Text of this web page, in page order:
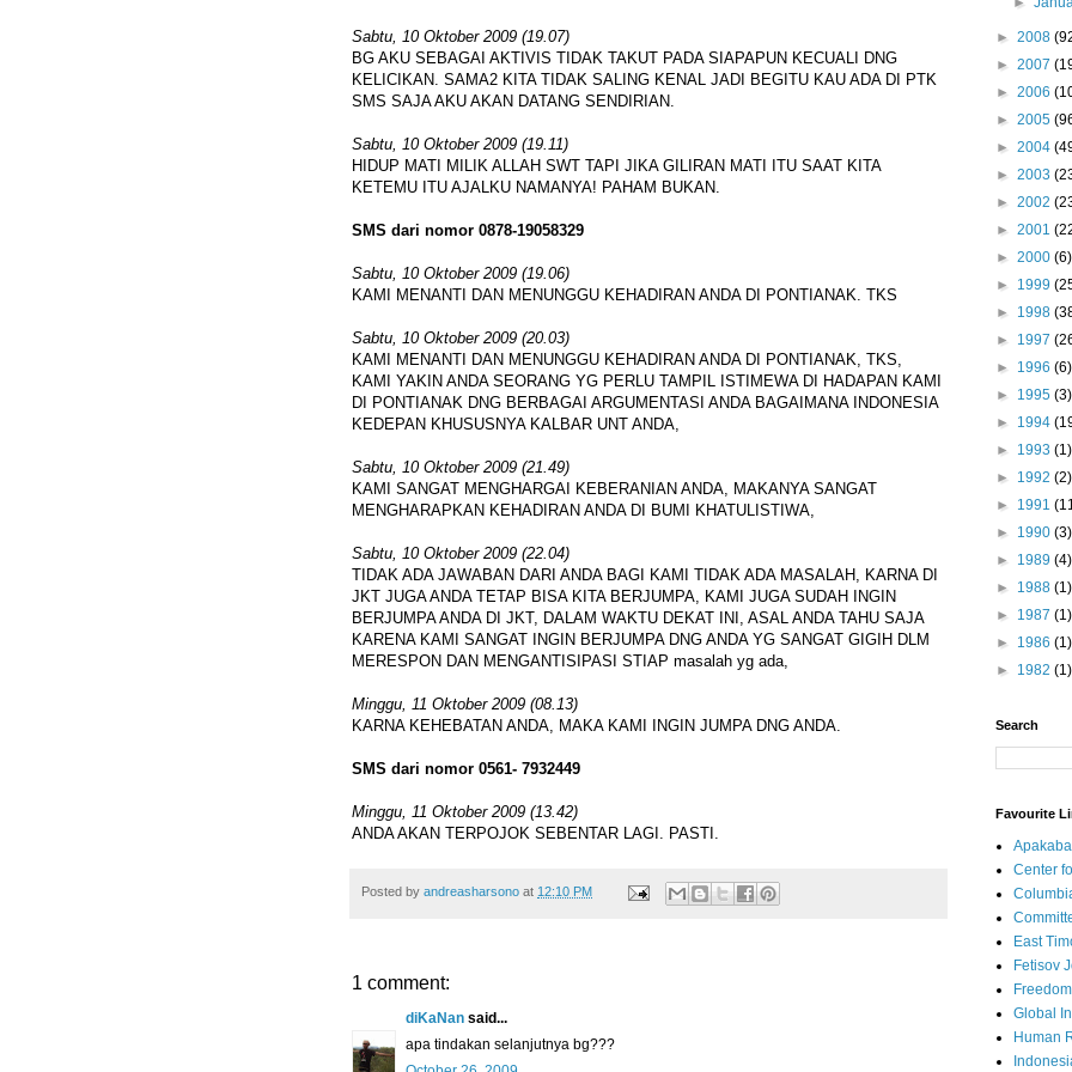
Sabtu, 10 Oktober 2009 (19.07)
BG AKU SEBAGAI AKTIVIS TIDAK TAKUT PADA SIAPAPUN KECUALI DNG
KELICIKAN. SAMA2 KITA TIDAK SALING KENAL JADI BEGITU KAU ADA DI PTK
SMS SAJA AKU AKAN DATANG SENDIRIAN.
Sabtu, 10 Oktober 2009 (19.11)
HIDUP MATI MILIK ALLAH SWT TAPI JIKA GILIRAN MATI ITU SAAT KITA
KETEMU ITU AJALKU NAMANYA! PAHAM BUKAN.
SMS dari nomor 0878-19058329
Sabtu, 10 Oktober 2009 (19.06)
KAMI MENANTI DAN MENUNGGU KEHADIRAN ANDA DI PONTIANAK. TKS
Sabtu, 10 Oktober 2009 (20.03)
KAMI MENANTI DAN MENUNGGU KEHADIRAN ANDA DI PONTIANAK, TKS,
KAMI YAKIN ANDA SEORANG YG PERLU TAMPIL ISTIMEWA DI HADAPAN KAMI
DI PONTIANAK DNG BERBAGAI ARGUMENTASI ANDA BAGAIMANA INDONESIA
KEDEPAN KHUSUSNYA KALBAR UNT ANDA,
Sabtu, 10 Oktober 2009 (21.49)
KAMI SANGAT MENGHARGAI KEBERANIAN ANDA, MAKANYA SANGAT
MENGHARAPKAN KEHADIRAN ANDA DI BUMI KHATULISTIWA,
Sabtu, 10 Oktober 2009 (22.04)
TIDAK ADA JAWABAN DARI ANDA BAGI KAMI TIDAK ADA MASALAH, KARNA DI
JKT JUGA ANDA TETAP BISA KITA BERJUMPA, KAMI JUGA SUDAH INGIN
BERJUMPA ANDA DI JKT, DALAM WAKTU DEKAT INI, ASAL ANDA TAHU SAJA
KARENA KAMI SANGAT INGIN BERJUMPA DNG ANDA YG SANGAT GIGIH DLM
MERESPON DAN MENGANTISIPASI STIAP masalah yg ada,
Minggu, 11 Oktober 2009 (08.13)
KARNA KEHEBATAN ANDA, MAKA KAMI INGIN JUMPA DNG ANDA.
SMS dari nomor 0561- 7932449
Minggu, 11 Oktober 2009 (13.42)
ANDA AKAN TERPOJOK SEBENTAR LAGI. PASTI.
Posted by andreasharsono at 12:10 PM
1 comment:
diKaNan said...
apa tindakan selanjutnya bg???
► 2008
► 2007
► 2006
► 2005
► 2004
► 2003
► 2002
► 2001
► 2000 (6)
► 1999
► 1998
► 1997
► 1996 (6)
► 1995 (3)
► 1994
► 1993 (1)
► 1992 (2)
► 1991
► 1990 (3)
► 1989 (4)
► 1988 (1)
► 1987 (1)
► 1986 (1)
► 1982 (1)
Search
Favourite
Center
East
Fetisov
Global
Human